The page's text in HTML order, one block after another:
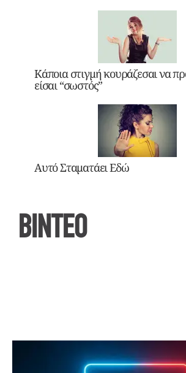
Κάποια στιγμή κουράζεσαι να
είσαι “σωστός”
Αυτό Σταματάει Εδώ
ΒΙΝΤΕΟ